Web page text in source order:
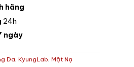
hãng
24h
ngày
Da, KyungLab, Mặt Nạ